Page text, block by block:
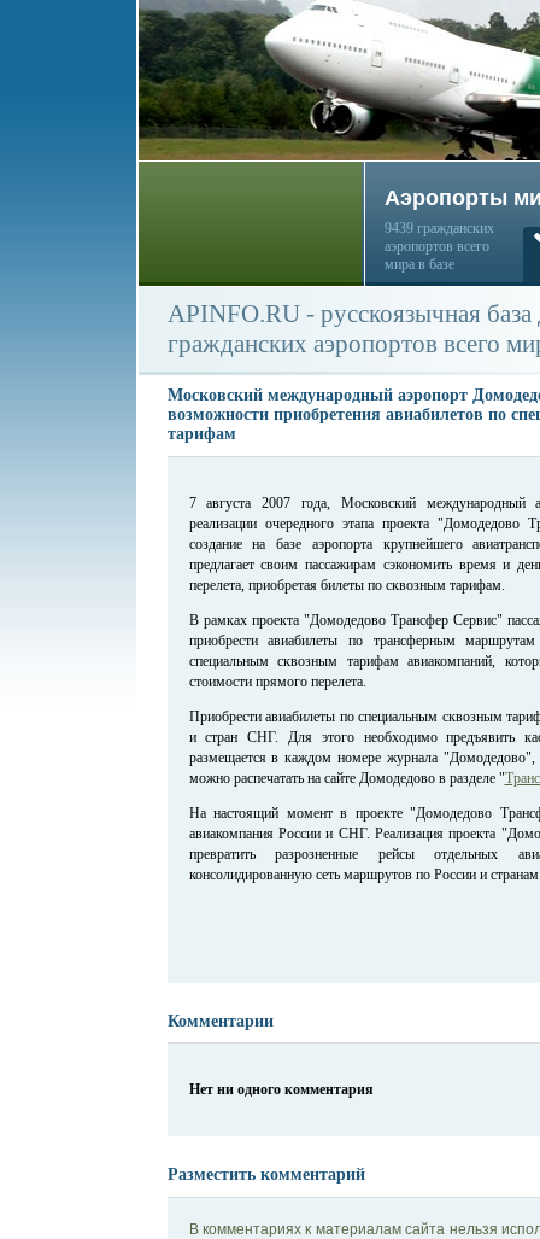
Аэропорты
9439 гражданских
аэропортов всего
мира в базе
APINFO.RU - русскоязычная
гражданских аэропортов всего
Московский международный аэропорт
возможности приобретения авиабилетов по
тарифам
7 августа 2007 года, Московский международный
реализации очередного этапа проекта "Домодедово
создание на базе аэропорта крупнейшего
предлагает своим пассажирам сэкономить время и
перелета, приобретая билеты по сквозным тарифам.
В рамках проекта "Домодедово Трансфер Сервис"
приобрести авиабилеты по трансферным
специальным сквозным тарифам авиакомпаний,
стоимости прямого перелета.
Приобрести авиабилеты по специальным сквозным
и стран СНГ. Для этого необходимо предъявить
размещается в каждом номере журнала
можно распечатать на сайте Домодедово в разделе "
На настоящий момент в проекте "Домодедово
авиакомпания России и СНГ. Реализация проекта
превратить разрозненные рейсы отдельных
консолидированную сеть маршрутов по России и
Комментарии
Нет ни одного комментария
Разместить комментарий
В комментариях к материалам сайта нельзя